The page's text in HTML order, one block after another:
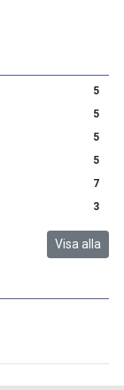
5
5
5
5
7
3
Visa alla